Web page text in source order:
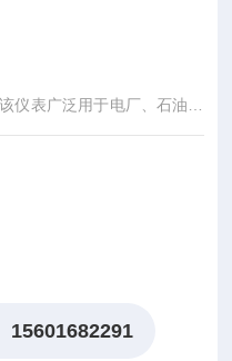
仪表广泛用于电厂、石油化
、医药、食品饮料、环保水
学酸、碱或盐浓度进行连续
15601682291